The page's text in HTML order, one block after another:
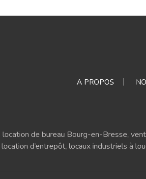
A PROPOS
location de bureau Bourg-en-Bresse,
d’entrepôt, locaux industriels à